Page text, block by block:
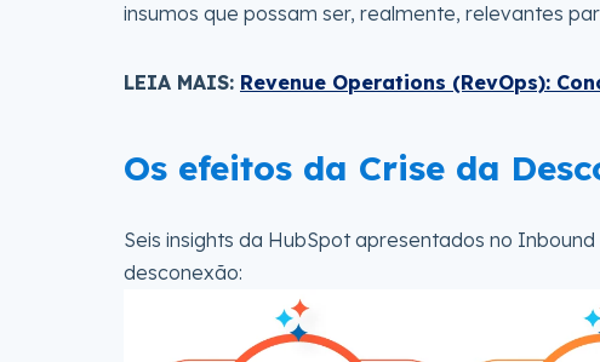
insumos que possam ser, realmente, relevantes
LEIA MAIS: Revenue Operations (RevOps):
Os efeitos da Crise da
Seis insights da HubSpot apresentados no
desconexão: